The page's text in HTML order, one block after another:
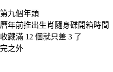
九個年頭
年前推出生肖隨身碟開箱時間
藏滿 12 個就只差 3 了
之外